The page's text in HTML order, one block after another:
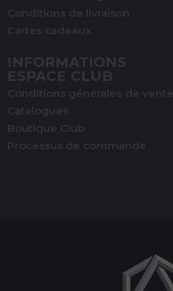
(1 avis)
Conditions de livraison
Cartes cadeaux
INFORMATIONS
ESPACE CLUB
Conditions générales de vente
Catalogues
Boutique Club
Processus de commande